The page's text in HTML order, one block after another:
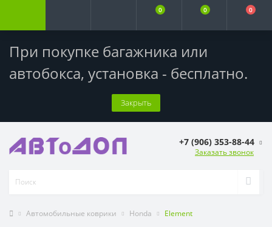
При покупке багажника или
автобокса, установка - бесплатно.
Закрыть
0 0 0
+7 (906) 353-88-44
Заказать звонок
Автомобильные коврики Honda Element